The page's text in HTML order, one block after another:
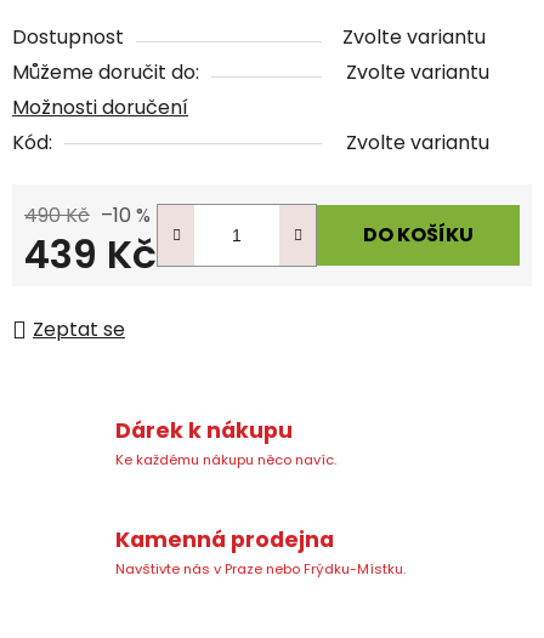
Dostupnost
Zvolte variantu
Můžeme doručit do:
Zvolte variantu
Možnosti doručení
Kód:
Zvolte variantu
490 Kč –10 %
439 Kč DO KOŠÍKU
Zeptat se
Dárek k nákupu
Ke každému nákupu něco navíc.
Kamenná prodejna
Navštivte nás v Praze nebo Frýdku-Místku.